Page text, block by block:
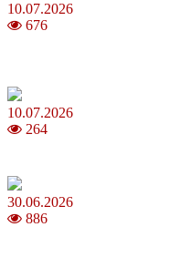
10.07.2026
676
10.07.2026
264
30.06.2026
886